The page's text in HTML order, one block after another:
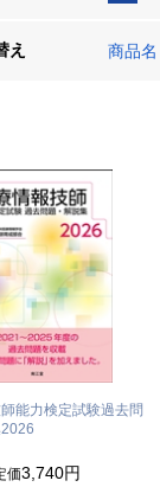
え 商品名
能力検定試験過去問
価3,740円